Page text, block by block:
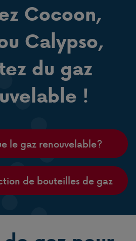
Cocoon,
Calypso,
du gaz
!
le gaz renouvelable?
de bouteilles de gaz